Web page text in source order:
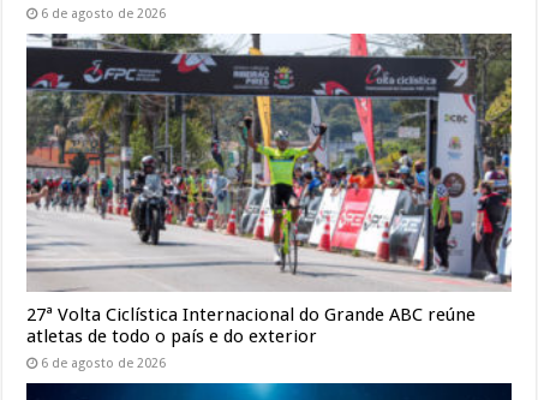
6 de agosto de 2026
27ª Volta Ciclística Internacional do Grande ABC reúne
atletas de todo o país e do exterior
6 de agosto de 2026